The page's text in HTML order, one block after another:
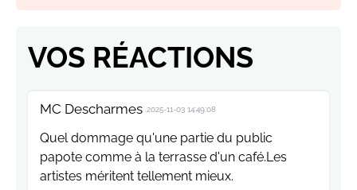
VOS RÉACTIONS
MC Descharmes 2025-11-03 14:49:08
Quel dommage qu'une partie du public
papote comme à la terrasse d'un café.Les
artistes méritent tellement mieux.